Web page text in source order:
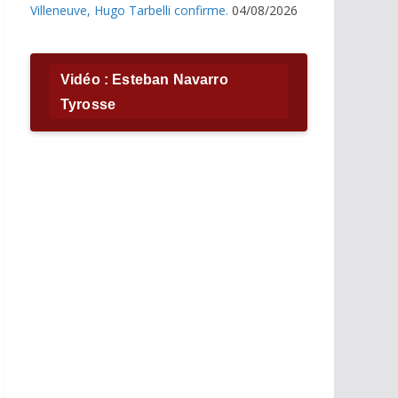
Villeneuve, Hugo Tarbelli confirme. 04/08/2026
Vidéo : Esteban Navarro
Tyrosse